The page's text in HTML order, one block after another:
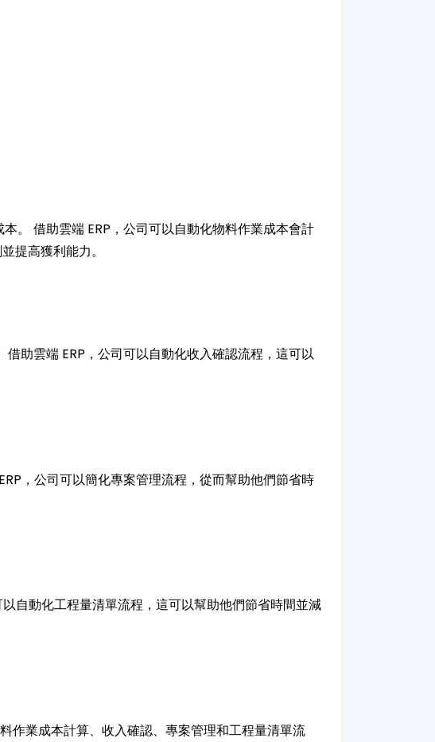
。 借助雲端 ERP，公司可以自動化物料作業成本會計
提高獲利能力。
助雲端 ERP，公司可以自動化收入確認流程，這可以
，公司可以簡化專案管理流程，從而幫助他們節省時
自動化工程量清單流程，這可以幫助他們節省時間並減
作業成本計算、收入確認、專案管理和工程量清單流